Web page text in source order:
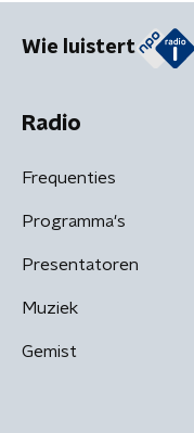
Wie luistert
Radio
Frequenties
Programma's
Presentatoren
Muziek
Gemist